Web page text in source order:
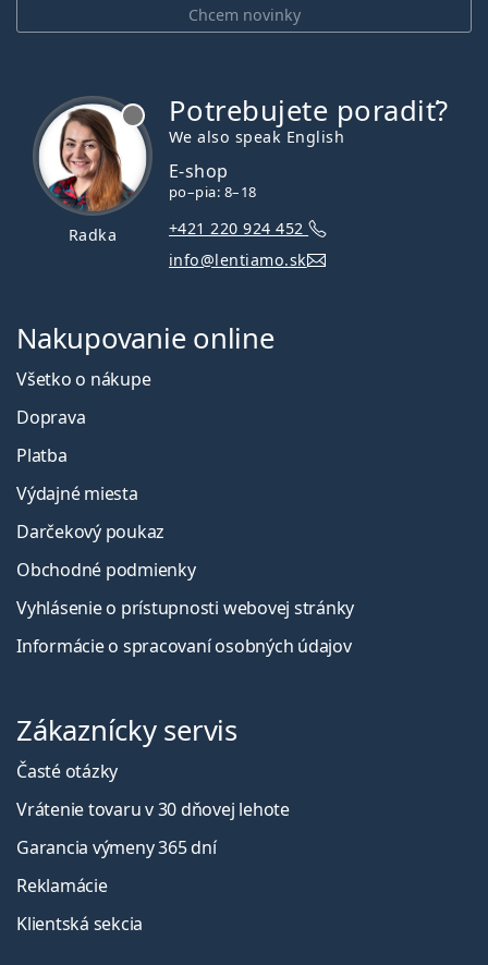
Chcem novinky
Radka
Potrebujete poradiť?
We also speak English
E-shop
po–pia: 8–18
+421 220 924 452
info@lentiamo.sk
Nakupovanie online
Všetko o nákupe
Doprava
Platba
Výdajné miesta
Darčekový poukaz
Obchodné podmienky
Vyhlásenie o prístupnosti webovej stránky
Informácie o spracovaní osobných údajov
Zákaznícky servis
Časté otázky
Vrátenie tovaru v 30 dňovej lehote
Garancia výmeny 365 dní
Reklamácie
Klientská sekcia